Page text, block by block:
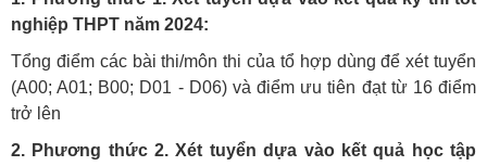
nghiệp THPT năm 2024:
Tổng điểm các bài thi/môn thi của tổ hợp dùng để xét tuyển
(A00; A01; B00; D01 - D06) và điểm ưu tiên đạt từ 16 điểm
trở lên
2. Phương thức 2. Xét tuyển dựa vào kết quả học tập